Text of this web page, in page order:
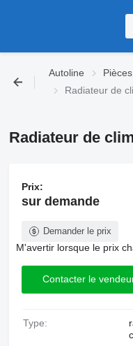
Autoline
Radiateur de
Radiateur de
Prix:
sur demande
Demander le prix
M'avertir lorsque le prix
Contacter le
Type: